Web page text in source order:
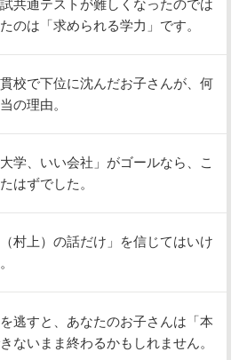
共通テストが難しくなったのでは
のは「求められる学力」です。
校で下位に沈んだお子さんが、何
の理由。
大学、いい会社」がゴールなら、こ
はずでした。
（村上）の話だけ」を信じてはいけ
逃すと、あなたのお子さんは「本
ないまま終わるかもしれません。